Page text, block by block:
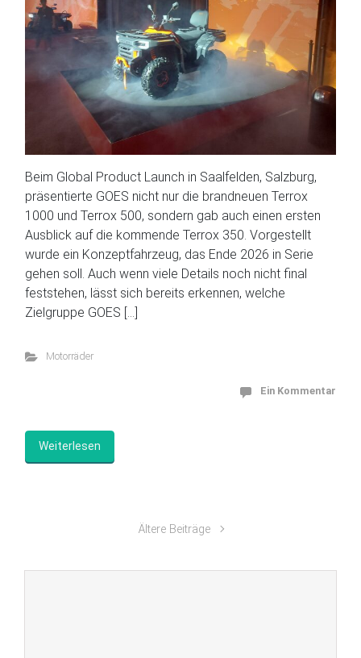
Beim Global Product Launch in Saalfelden, Salzburg,
präsentierte GOES nicht nur die brandneuen Terrox
1000 und Terrox 500, sondern gab auch einen ersten
Ausblick auf die kommende Terrox 350. Vorgestellt
wurde ein Konzeptfahrzeug, das Ende 2026 in Serie
gehen soll. Auch wenn viele Details noch nicht final
feststehen, lässt sich bereits erkennen, welche
Zielgruppe GOES […]
Motorräder
Ein Kommentar
Weiterlesen
Ältere Beiträge